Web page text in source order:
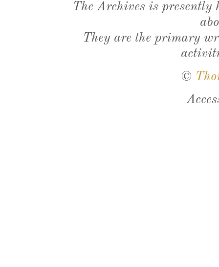
The Archives is presently
They are the primary
©